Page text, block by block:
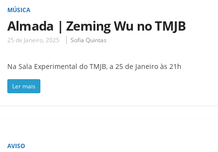
MÚSICA
Almada | Zeming Wu no TMJB
25 de Janeiro, 2025 Sofia Quintas
Na Sala Experimental do TMJB, a 25 de Janeiro às 21h
Ler mais
AVISO